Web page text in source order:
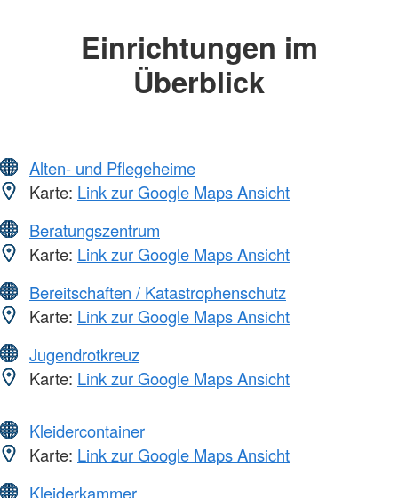
Einrichtungen im
Überblick
Alten- und Pflegeheime
Karte: Link zur Google Maps Ansicht
Beratungszentrum
Karte: Link zur Google Maps Ansicht
Bereitschaften / Katastrophenschutz
Karte: Link zur Google Maps Ansicht
Jugendrotkreuz
Karte: Link zur Google Maps Ansicht
Kleidercontainer
Karte: Link zur Google Maps Ansicht
Kleiderkammer